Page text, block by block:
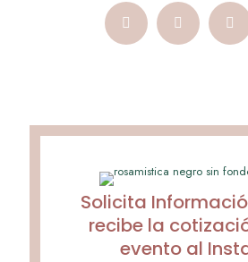
Solicita
recibe la
evento al